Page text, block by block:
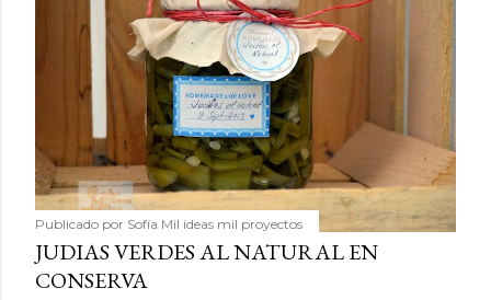
Publicado por Sofía Mil ideas mil proyectos
JUDIAS VERDES AL NATURAL EN
CONSERVA